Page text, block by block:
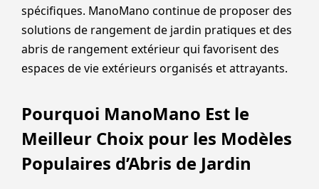
spécifiques. ManoMano continue de proposer des
solutions de rangement de jardin pratiques et des
abris de rangement extérieur qui favorisent des
espaces de vie extérieurs organisés et attrayants.
Pourquoi ManoMano Est le
Meilleur Choix pour les Modèles
Populaires d’Abris de Jardin